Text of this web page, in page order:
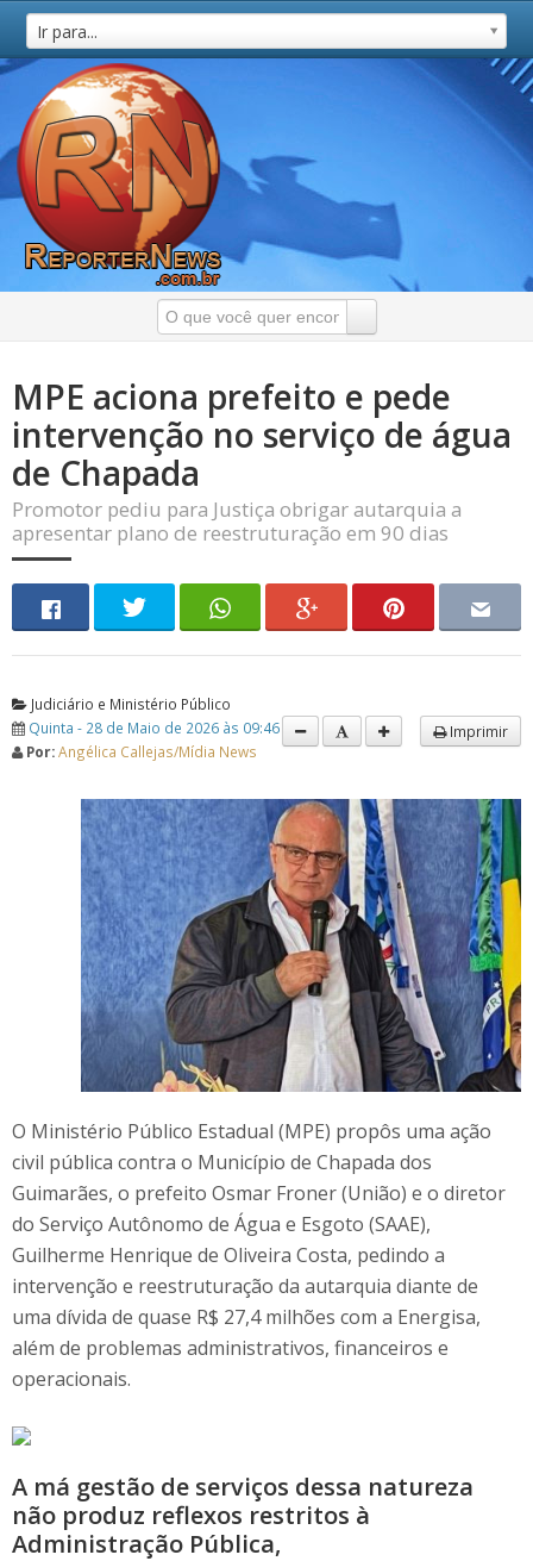
Ir para...
MPE aciona prefeito e pede
intervenção no serviço de água
de Chapada
Promotor pediu para Justiça obrigar autarquia a
apresentar plano de reestruturação em 90 dias
Judiciário e Ministério Público
Quinta - 28 de Maio de 2026 às 09:46
Por:Angélica Callejas/Mídia News
Imprimir
O Ministério Público Estadual (MPE) propôs uma ação
civil pública contra o Município de Chapada dos
Guimarães, o prefeito Osmar Froner (União) e o diretor
do Serviço Autônomo de Água e Esgoto (SAAE),
Guilherme Henrique de Oliveira Costa, pedindo a
intervenção e reestruturação da autarquia diante de
uma dívida de quase R$ 27,4 milhões com a Energisa,
além de problemas administrativos, financeiros e
operacionais.
A má gestão de serviços dessa natureza
não produz reflexos restritos à
Administração Pública,